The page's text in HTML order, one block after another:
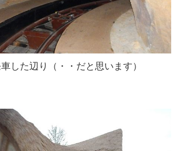
した辺り（・・だと思います）